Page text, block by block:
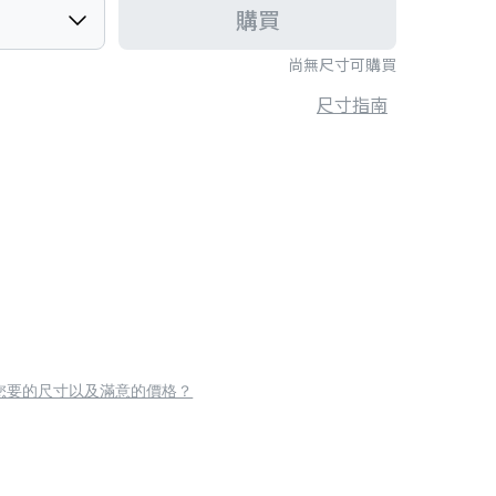
尚無尺寸可購買
購買
尺寸指南
要的尺寸以及滿意的價格？